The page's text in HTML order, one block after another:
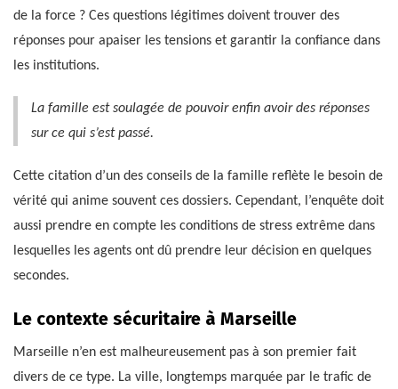
de la force ? Ces questions légitimes doivent trouver des
réponses pour apaiser les tensions et garantir la confiance dans
les institutions.
La famille est soulagée de pouvoir enfin avoir des réponses
sur ce qui s’est passé.
Cette citation d’un des conseils de la famille reflète le besoin de
vérité qui anime souvent ces dossiers. Cependant, l’enquête doit
aussi prendre en compte les conditions de stress extrême dans
lesquelles les agents ont dû prendre leur décision en quelques
secondes.
Le contexte sécuritaire à Marseille
Marseille n’en est malheureusement pas à son premier fait
divers de ce type. La ville, longtemps marquée par le trafic de